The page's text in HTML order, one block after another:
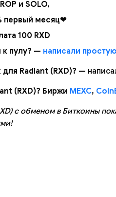
и SOLO,
первый месяц❤
100 RXD
к пулу? — написали
для Radiant (RXD)? —
(RXD)? Биржи MEXC,
с обменом в Биткоины